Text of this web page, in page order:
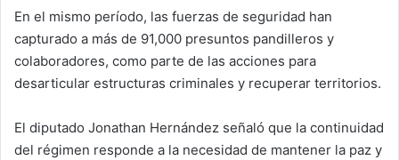
En el mismo período, las fuerzas de seguridad han
capturado a más de 91,000 presuntos pandilleros y
colaboradores, como parte de las acciones para
desarticular estructuras criminales y recuperar territorios.
El diputado Jonathan Hernández señaló que la continuidad
del régimen responde a la necesidad de mantener la paz y